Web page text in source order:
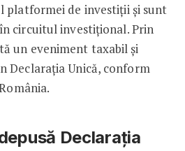
platformei de investiții și sunt
circuitul investițional. Prin
un eveniment taxabil și
Declarația Unică, conform
Declarația